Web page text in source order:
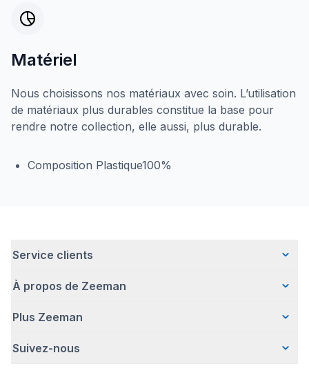
Matériel
Nous choisissons nos matériaux avec soin. L’utilisation
de matériaux plus durables constitue la base pour
rendre notre collection, elle aussi, plus durable.
Composition Plastique100%
Service clients
Questions fréquentes
Livraison
Retour d'articles
À propos de Zeeman
Qui sommes-nous ?
Une entreprise responsable
Plus Zeeman
Communiqué de presse
Suivez-nous